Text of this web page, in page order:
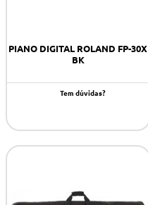
PIANO DIGITAL ROLAND FP-30X
BK
Tem dúvidas?